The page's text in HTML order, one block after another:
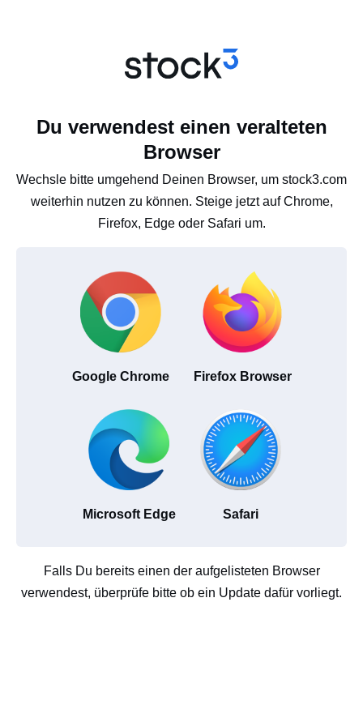
Du verwendest einen veralteten
Browser
Wechsle bitte umgehend Deinen Browser, um stock3.com
weiterhin nutzen zu können. Steige jetzt auf Chrome,
Firefox, Edge oder Safari um.
Google Chrome Firefox Browser
Microsoft Edge Safari
Falls Du bereits einen der aufgelisteten Browser
verwendest, überprüfe bitte ob ein Update dafür vorliegt.